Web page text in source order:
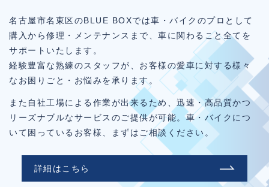
名古屋市名東区のBLUE BOXでは車・バイクのプロとして
購入から修理・メンテナンスまで、車に関わること全てを
サポートいたします。
経験豊富な熟練のスタッフが、お客様の愛車に対する様々
なお困りごと・お悩みを承ります。
また自社工場による作業が出来るため、迅速・高品質かつ
リーズナブルなサービスのご提供が可能。車・バイクにつ
いて困っているお客様、まずはご相談ください。
詳細はこちら